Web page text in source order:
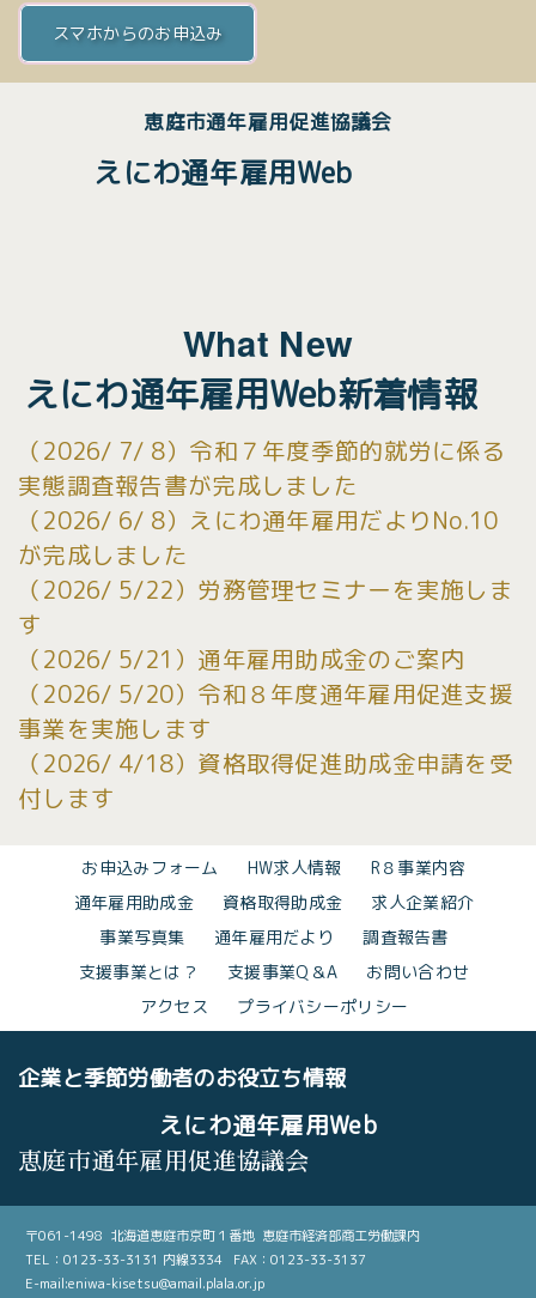
スマホからのお申込み
恵庭市通年雇用促進協議会
えにわ通年雇用Web
What New
えにわ通年雇用Web新着情報
（2026/ 7/ 8）令和７年度季節的就労に係る
実態調査報告書が完成しました
（2026/ 6/ 8）えにわ通年雇用だよりNo.10
が完成しました
（2026/ 5/22）労務管理セミナーを実施しま
す
（2026/ 5/21）通年雇用助成金のご案内
（2026/ 5/20）令和８年度通年雇用促進支援
事業を実施します
（2026/ 4/18）資格取得促進助成金申請を受
付します
お申込みフォーム HW求人情報
R８事業内容
通年雇用助成金
資格取得助成金
求人企業紹介
事業写真集
通年雇用だより
調査報告書
支援事業とは？
支援事業Q＆A
お問い合わせ
アクセス
プライバシーポリシー
企業と季節労働者のお役立ち情報
えにわ通年雇用Web
恵庭市通年雇用促進協議会
〒061-1498 北海道恵庭市京町１番地 恵庭市経済部商工労働課内
TEL：0123-33-3131 内線3334 FAX：0123-33-3137
E-mail:eniwa-kisetsu@amail.plala.or.jp